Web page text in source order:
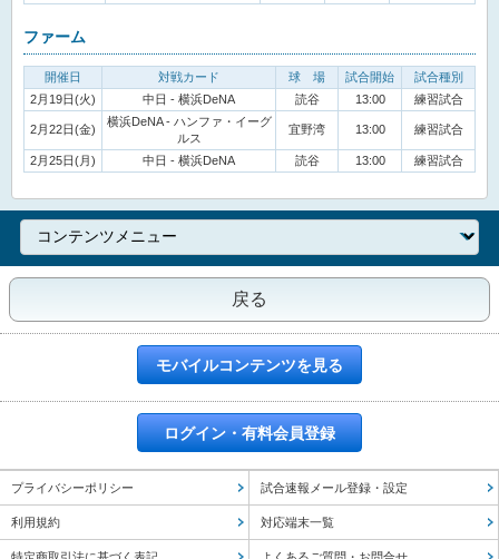
ファーム
開催日 対戦カード 球 場 試合開始
試合種別
2月19日(火)
中日 - 横浜DeNA 読谷 13:00 練習試合
2月22日(金)
横浜DeNA - ハンファ・イーグ
ルス
宜野湾 13:00 練習試合
2月25日(月) 中日 - 横浜DeNA 読谷 13:00 練習試合
戻る
モバイルコンテンツを見る
ログイン・有料会員登録
プライバシーポリシー 試合速報メール登録・設定
利用規約 対応端末一覧